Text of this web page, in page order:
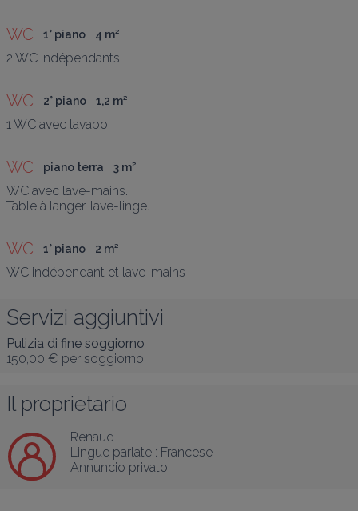
WC 1° piano 4 m²
2 WC indépendants
WC 2° piano 1,2 m²
1 WC avec lavabo
WC piano terra 3 m²
WC avec lave-mains.
Table à langer, lave-linge.
WC 1° piano 2 m²
WC indépendant et lave-mains
Servizi aggiuntivi
Pulizia di fine soggiorno
150,00 € per soggiorno
Il proprietario
Renaud
Lingue parlate : Francese
Annuncio privato